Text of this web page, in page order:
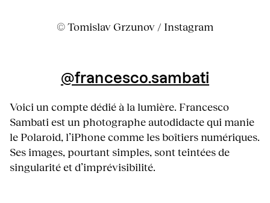
© Tomislav Grzunov / Instagram
@francesco.sambati
Voici un compte dédié à la lumière. Francesco
Sambati est un photographe autodidacte qui manie
le Polaroid, l’iPhone comme les boîtiers numériques.
Ses images, pourtant simples, sont teintées de
singularité et d’imprévisibilité.